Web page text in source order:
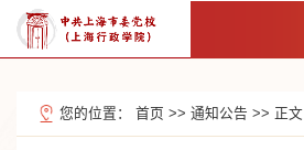
您的位置： 首页 >> 通知公告 >> 正文